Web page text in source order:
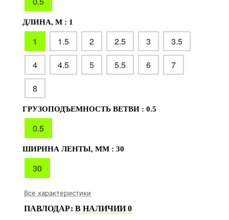
ДЛИНА, М : 1
1 1.5 2 2.5 3
3.5
4
4.5 5 5.5 6
7
8
ГРУЗОПОДЪЕМНОСТЬ ВЕТВИ : 0.5
0.5
ШИРИНА ЛЕНТЫ, ММ : 30
30
Все характеристики
ПАВЛОДАР: В НАЛИЧИИ0